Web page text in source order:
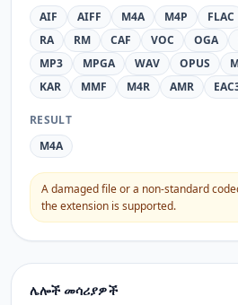
AIF
AIFF M4A M4P FLAC
RA
RM CAF VOC OGA
MP3
MPGA WAV OPUS
KAR
MMF M4R AMR
RESULT
M4A
A damaged file or a non-standard
the extension is supported.
ሌሎች መሳሪያዎች